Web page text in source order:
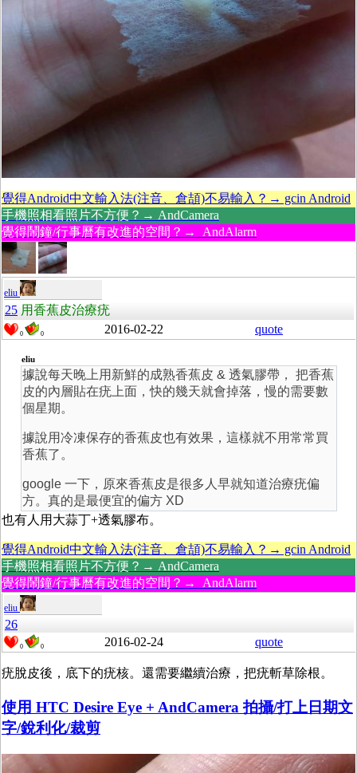
覺得Android中文輸入法(注音、倉頡)不易輸入？→ gcin Android
手機照相看照片不方便？→ AndCamera
覺得鬧鐘/行事曆有改進的空間？→ AndAlarm
eliu
25 用香蕉皮治療疣
0 0 2016-02-22 quote
eliu
據說每天晚上用新鮮的成熟香蕉皮 & 透氣膠帶， 把香蕉
皮的內層貼在疣上面，快的幾天就會掉落，慢的需要數
個星期。
據說用冷凍保存的香蕉皮也有效果，這樣就不用常常買
香蕉了。
google 一下，原來香蕉皮是很多人早就知道治療疣偏
方。真的是最便宜的偏方 XD
也有人用大蒜丁+透氣膠布。
覺得Android中文輸入法(注音、倉頡)不易輸入？→ gcin Android
手機照相看照片不方便？→ AndCamera
覺得鬧鐘/行事曆有改進的空間？→ AndAlarm
eliu
26
0 0 2016-02-24 quote
疣脫皮後，底下的疣核。還需要繼續治療，把疣斬草除根。
使用 HTC Desire Eye + AndCamera 拍攝/打上日期文
字/銳利化/裁剪